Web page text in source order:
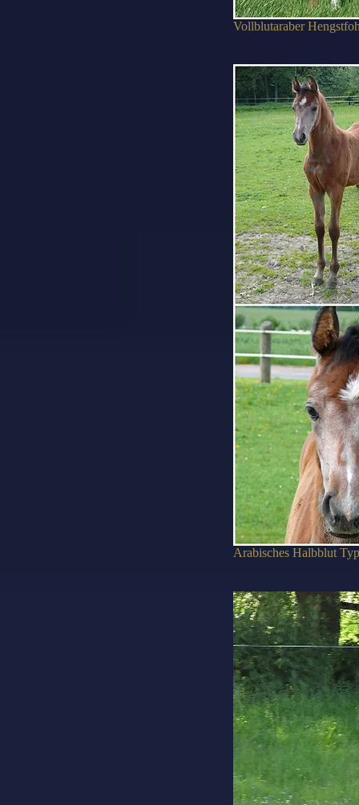
Vollblutaraber
Arabisches Halbblut